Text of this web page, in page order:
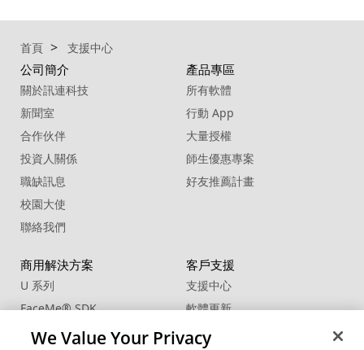
首頁 支援中心
公司簡介
關於訊連科技
新聞室
合作伙伴
投資人關係
職缺訊息
校園大使
聯絡我們
產品專區
所有軟體
行動 App
大量授權
師生優惠專案
好友推薦計畫
商用解決方案
U 系列
FaceMe®SDK
客戶支援
支援中心
軟體更新
We Value Your Privacy